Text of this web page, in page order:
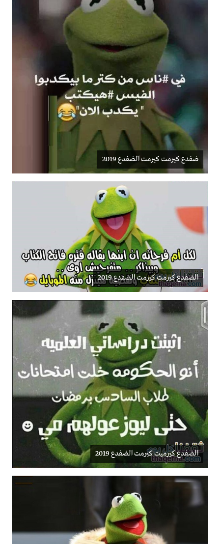
ضفدع كيرمت كيرمت الضفدع 2019
الضفدع كيرمت كيرمت الضفدع 2019
الضفدع كيرميت كيرمت الضفدع 2019